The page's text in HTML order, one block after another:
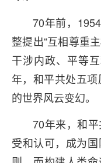
70年前，
整提出“互相尊重
干涉内政、平等
年，和平共处五
的世界风云变幻。
70年来，和
受和认可，成为